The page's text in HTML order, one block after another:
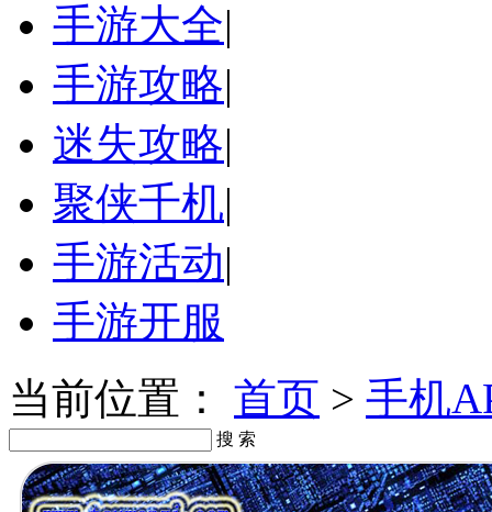
手游大全|
手游攻略|
迷失攻略|
聚侠千机|
手游活动|
手游开服
当前位置： 首页 > 手机
搜 索